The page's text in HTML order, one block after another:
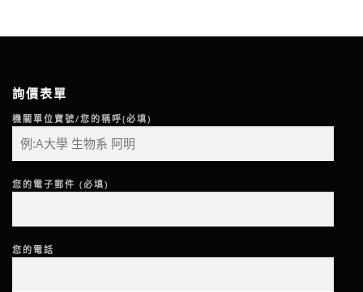
詢價表單
機關單位寶號/您的稱呼(必填)
您的電子郵件 (必填)
您的電話